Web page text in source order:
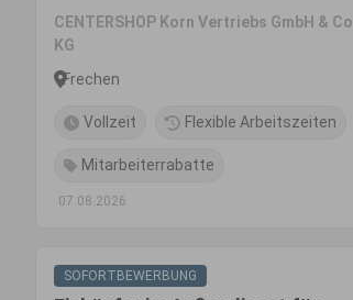
CENTERSHOP Korn Vertriebs GmbH & Co.
KG
Frechen
Vollzeit Flexible Arbeitszeiten
Mitarbeiterrabatte
07.08.2026
SOFORTBEWERBUNG